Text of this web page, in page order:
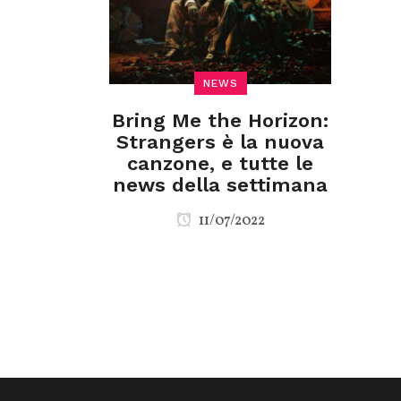
NEWS
Bring Me the Horizon:
Strangers è la nuova
canzone, e tutte le
news della settimana
11/07/2022